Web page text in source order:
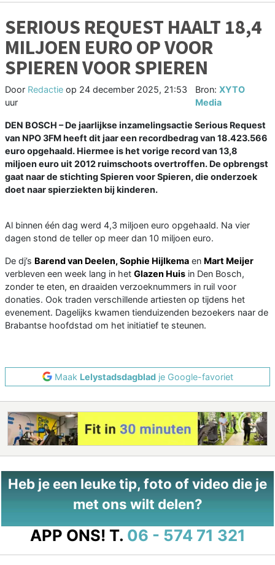
SERIOUS REQUEST HAALT 18,4
MILJOEN EURO OP VOOR
SPIEREN VOOR SPIEREN
Door Redactie op 24 december 2025, 21:53
uur
Bron: XYTO
Media
DEN BOSCH – De jaarlijkse inzamelingsactie Serious Request
van NPO 3FM heeft dit jaar een recordbedrag van 18.423.566
euro opgehaald. Hiermee is het vorige record van 13,8
miljoen euro uit 2012 ruimschoots overtroffen. De opbrengst
gaat naar de stichting Spieren voor Spieren, die onderzoek
doet naar spierziekten bij kinderen.
Al binnen één dag werd 4,3 miljoen euro opgehaald. Na vier
dagen stond de teller op meer dan 10 miljoen euro.
De dj’s Barend van Deelen, Sophie Hijlkema en Mart Meijer
verbleven een week lang in het Glazen Huis in Den Bosch,
zonder te eten, en draaiden verzoeknummers in ruil voor
donaties. Ook traden verschillende artiesten op tijdens het
evenement. Dagelijks kwamen tienduizenden bezoekers naar de
Brabantse hoofdstad om het initiatief te steunen.
Maak Lelystadsdagbladje Google-favoriet
Heb je een leuke tip, foto of video die je
met ons wilt delen?
APP ONS! T. 06 - 574 71 321